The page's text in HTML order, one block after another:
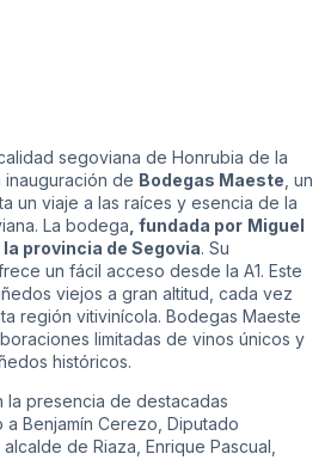
segoviana de Honrubia de la
de Bodegas Maeste , un
un viaje a las raíces y esencia de la
La bodega , fundada por Miguel
provincia de Segovia. Su
un fácil acceso desde la A1. Este
viejos a gran altitud, cada vez
región vitivinícola. Bodegas Maeste
limitadas de vinos únicos y
históricos.
la presencia de destacadas
Benjamín Cerezo, Diputado
de Riaza, Enrique Pascual,